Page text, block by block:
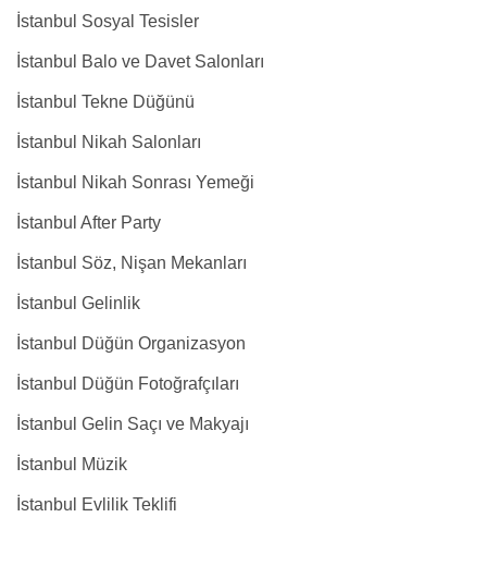
İstanbul Sosyal Tesisler
İstanbul Balo ve Davet Salonları
İstanbul Tekne Düğünü
İstanbul Nikah Salonları
İstanbul Nikah Sonrası Yemeği
İstanbul After Party
İstanbul Söz, Nişan Mekanları
İstanbul Gelinlik
İstanbul Düğün Organizasyon
İstanbul Düğün Fotoğrafçıları
İstanbul Gelin Saçı ve Makyajı
İstanbul Müzik
İstanbul Evlilik Teklifi